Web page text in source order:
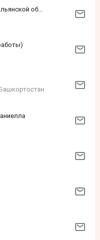
Виктория /Распродажа Итальянской обуви!!!/